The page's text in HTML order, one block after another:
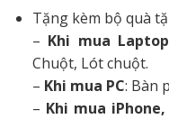
Tặng kèm bộ quà
– Khi mua Laptop
Chuột, Lót chuột.
– Khi mua PC: Bàn
– Khi mua